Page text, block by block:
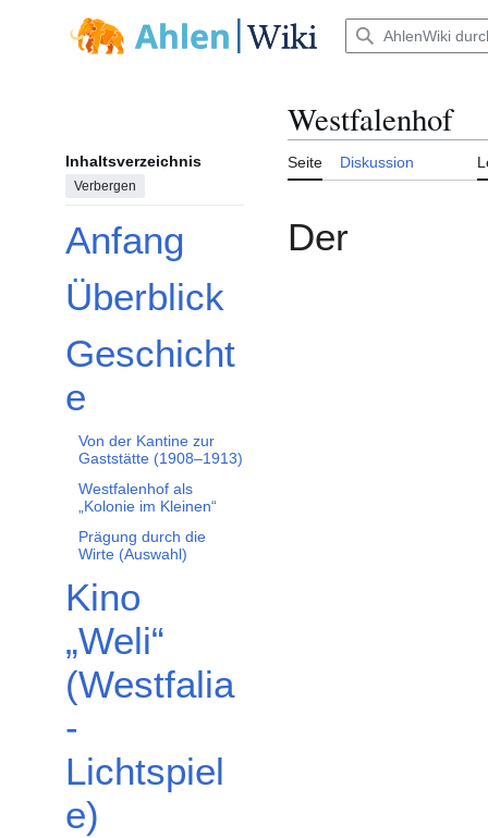
Hauptmenü
Inhaltsverzeichnis
Verbergen
Anfang
Überblick
Geschicht
e
Unterabschnitt Geschichte umschalten
Von der Kantine zur
Gaststätte (1908–1913)
Westfalenhof als
„Kolonie im Kleinen“
Prägung durch die
Wirte (Auswahl)
Kino
„Weli“
(Westfalia
-
Lichtspiel
e)
Westfalenhof
Seite Diskussion
Der